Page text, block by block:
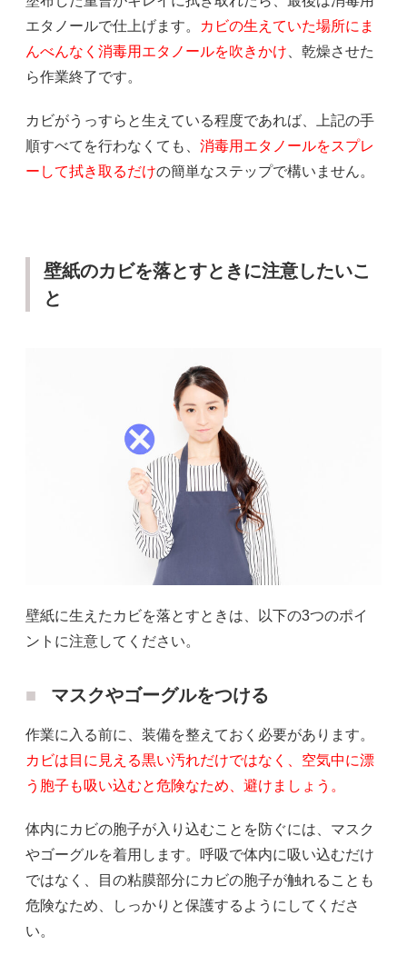
エタノールで仕上げます。
カビの生えていた場所にま
んべんなく消毒用エタノールを吹きかけ 、乾燥させた
ら作業終了です。
カビがうっすらと生えている程度であれば、上記の手
順すべてを行わなくても、 消毒用エタノールをスプレ
ーして拭き取るだけの簡単なステップで構いません。
壁紙のカビを落とすときに注意したいこ
と
壁紙に生えたカビを落とすときは、以下の3つのポイ
ントに注意してください。
マスクやゴーグルをつける
作業に入る前に、装備を整えておく必要があります。
カビは目に見える黒い汚れだけではなく、空気中に漂
う胞子も吸い込むと危険なため、避けましょう。
体内にカビの胞子が入り込むことを防ぐには、マスク
やゴーグルを着用します。呼吸で体内に吸い込むだけ
ではなく、目の粘膜部分にカビの胞子が触れることも
危険なため、しっかりと保護するようにしてくださ
い。